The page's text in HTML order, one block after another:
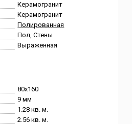
Керамогранит
Керамогранит
Полированная
Пол, Стены
Выраженная
80x160
9 мм
1.28 кв. м.
2.56 кв. м.